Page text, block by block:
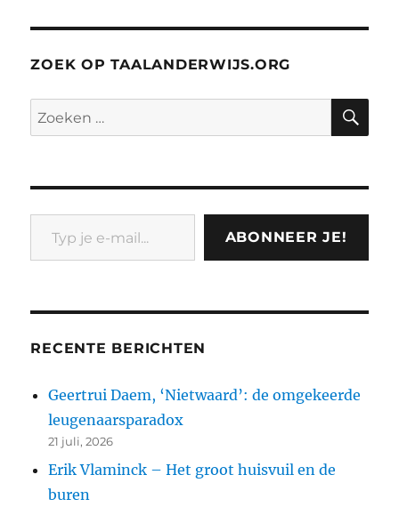
Wilminks
en
‘co-
ZOEK OP TAALANDERWIJS.ORG
Zoeken
naar:
Typ je e-mail...
ABONNEER JE!
RECENTE BERICHTEN
Geertrui Daem, ‘Nietwaard’: de omgekeerde
leugenaarsparadox
21 juli, 2026
Erik Vlaminck – Het groot huisvuil en de
buren